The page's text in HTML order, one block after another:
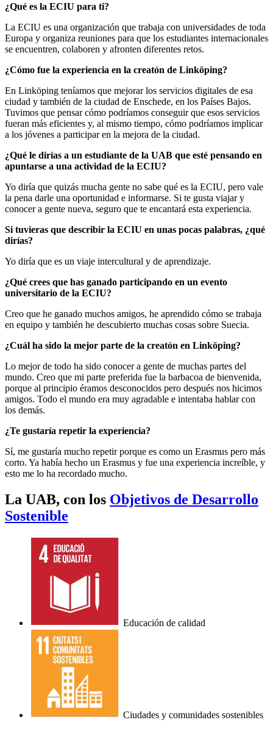
¿Qué es la ECIU para ti?
La ECIU es una organización que trabaja con universidades de toda
Europa y organiza reuniones para que los estudiantes internacionales
se encuentren, colaboren y afronten diferentes retos.
¿Cómo fue la experiencia en la creatón de Linköping?
En Linköping teníamos que mejorar los servicios digitales de esa
ciudad y también de la ciudad de Enschede, en los Países Bajos.
Tuvimos que pensar cómo podríamos conseguir que esos servicios
fueran más eficientes y, al mismo tiempo, cómo podríamos implicar
a los jóvenes a participar en la mejora de la ciudad.
¿Qué le dirías a un estudiante de la UAB que esté pensando en
apuntarse a una actividad de la ECIU?
Yo diría que quizás mucha gente no sabe qué es la ECIU, pero vale
la pena darle una oportunidad e informarse. Si te gusta viajar y
conocer a gente nueva, seguro que te encantará esta experiencia.
Si tuvieras que describir la ECIU en unas pocas palabras, ¿qué
dirías?
Yo diría que es un viaje intercultural y de aprendizaje.
¿Qué crees que has ganado participando en un evento
universitario de la ECIU?
Creo que he ganado muchos amigos, he aprendido cómo se trabaja
en equipo y también he descubierto muchas cosas sobre Suecia.
¿Cuál ha sido la mejor parte de la creatón en Linköping?
Lo mejor de todo ha sido conocer a gente de muchas partes del
mundo. Creo que mi parte preferida fue la barbacoa de bienvenida,
porque al principio éramos desconocidos pero después nos hicimos
amigos. Todo el mundo era muy agradable e intentaba hablar con
los demás.
¿Te gustaría repetir la experiencia?
Sí, me gustaría mucho repetir porque es como un Erasmus pero más
corto. Ya había hecho un Erasmus y fue una experiencia increíble, y
esto me lo ha recordado mucho.
La UAB, con los Objetivos de Desarrollo
Sostenible
Educación de calidad
Ciudades y comunidades sostenibles